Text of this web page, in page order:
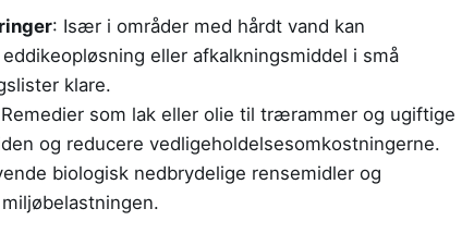
: Især i områder med hårdt vand kan
eller afkalkningsmiddel i små
klare.
som lak eller olie til trærammer og ugiftige
og reducere vedligeholdelsesomkostningerne.
biologisk nedbrydelige rensemidler og